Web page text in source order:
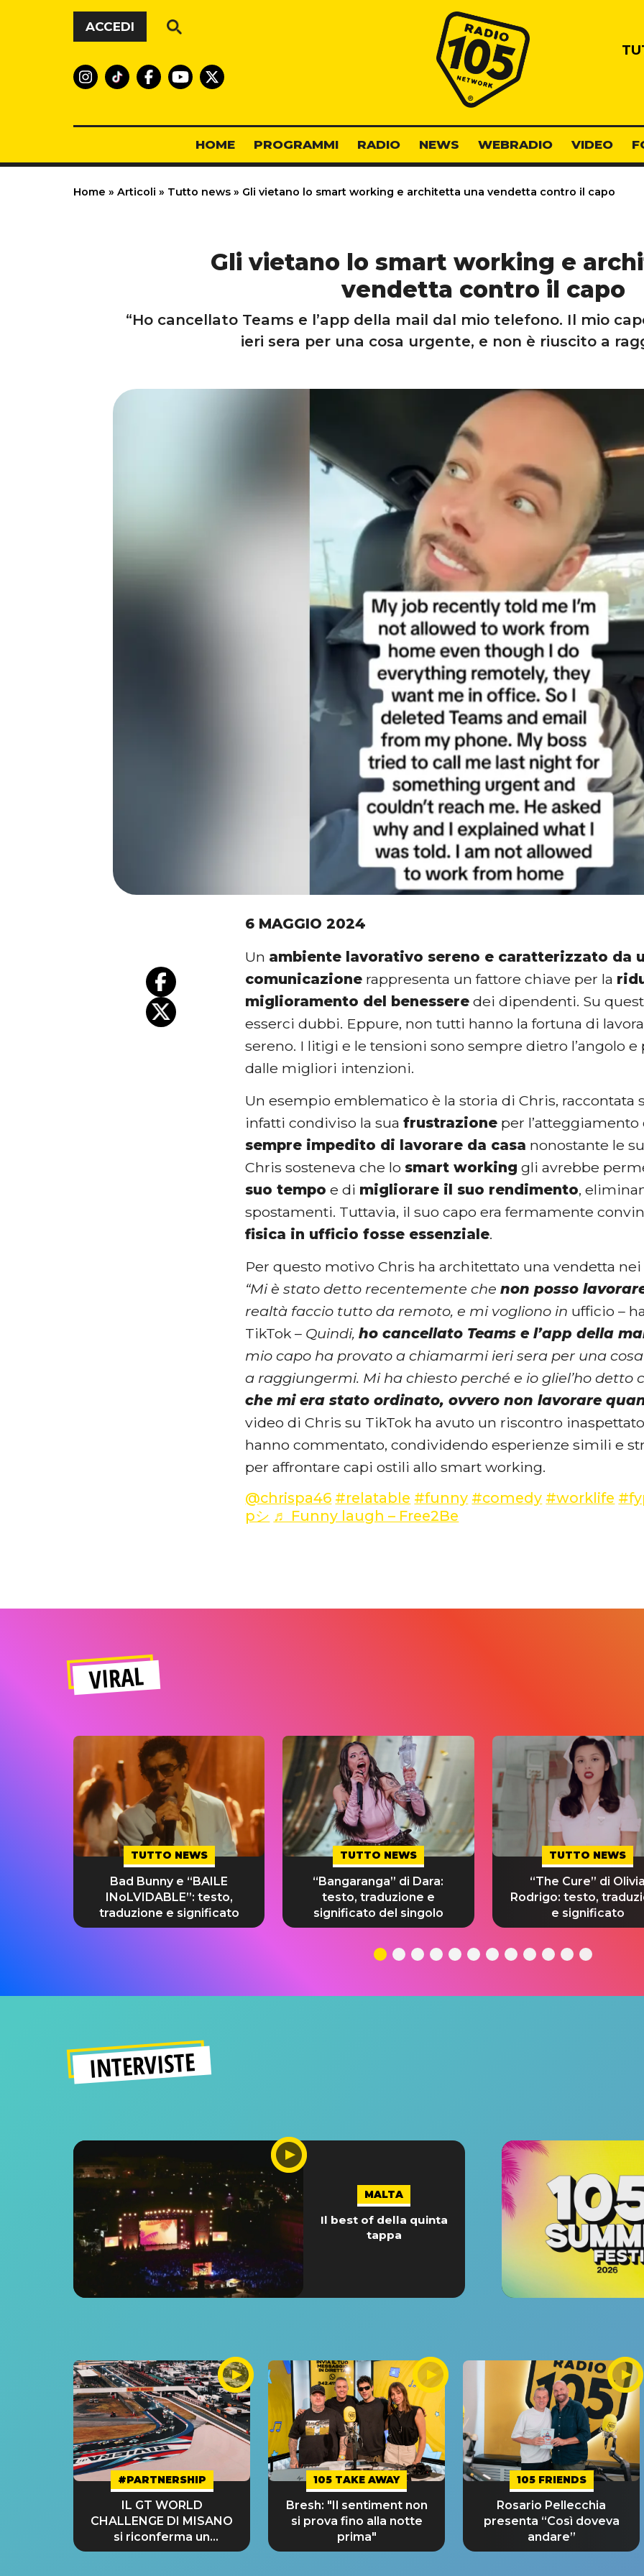
Vai al contenuto
ACCEDI
Radio 105
HOME PROGRAMMI RADIO NEWS WEBRADIO VIDEO
Home » Articoli » Tutto news » Gli vietano lo smart working e architetta una vendetta contro il capo
Gli vietano lo smart working e
vendetta contro il capo
“Ho cancellato Teams e l’app della mail dal mio telefono. Il mio
ieri sera per una cosa urgente, e non è riuscito a
6 MAGGIO 2024
Un ambiente lavorativo sereno e caratterizzato da
comunicazione rappresenta un fattore chiave per la
miglioramento del benessere dei dipendenti. Su
esserci dubbi. Eppure, non tutti hanno la fortuna di
sereno. I litigi e le tensioni sono sempre dietro l’angolo e
dalle migliori intenzioni.
Un esempio emblematico è la storia di Chris, raccontata
infatti condiviso la suafrustrazione per l’atteggiamento
sempre impedito di lavorare da casa nonostante le
Chris sosteneva che lo smart working gli avrebbe
suo tempo e di migliorare il suo rendimento,
spostamenti. Tuttavia, il suo capo era fermamente
fisica in ufficio fosse essenziale.
Per questo motivo Chris ha architettato una vendetta
“Mi è stato detto recentemente chenon posso
realtà faccio tutto da remoto, e mi vogliono in ufficio –
TikTok – Quindi,ho cancellato Teams e l’app della
mio capo ha provato a chiamarmi ieri sera per una
a raggiungermi. Mi ha chiesto perché e io gliel’ho detto
che mi era stato ordinato, ovvero non lavorare
video di Chris su TikTok ha avuto un riscontro
hanno commentato, condividendo esperienze simili e
per affrontare capi ostili allo smart working.
@chrispa46 #relatable #funny #comedy #worklife
pシ ♬ Funny laugh – Free2Be
VIRAL
TUTTO NEWS
Bad Bunny e “BAILE
INoLVIDABLE”: testo,
traduzione e significato
TUTTO NEWS
“Bangaranga” di Dara:
testo, traduzione e
significato del singolo
TUTTO NEWS
“The Cure” di Olivia
Rodrigo: testo,
e significato
INTERVISTE
MALTA
Il best of della quinta
tappa
#PARTNERSHIP
IL GT WORLD
CHALLENGE DI MISANO
si riconferma un
GRANDE SUCCESSO!
105 TAKE AWAY
Bresh: "Il sentiment non
si prova fino alla notte
prima"
105 FRIENDS
Rosario Pellecchia
presenta “Così doveva
andare”